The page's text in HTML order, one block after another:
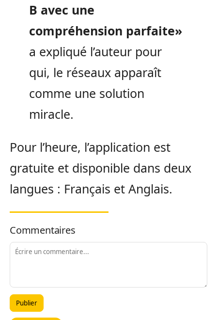
B avec une
compréhension parfaite»
a expliqué l’auteur pour
qui, le réseaux apparaît
comme une solution
miracle.
Pour l’heure, l’application est
gratuite et disponible dans deux
langues : Français et Anglais.
Commentaires
Publier